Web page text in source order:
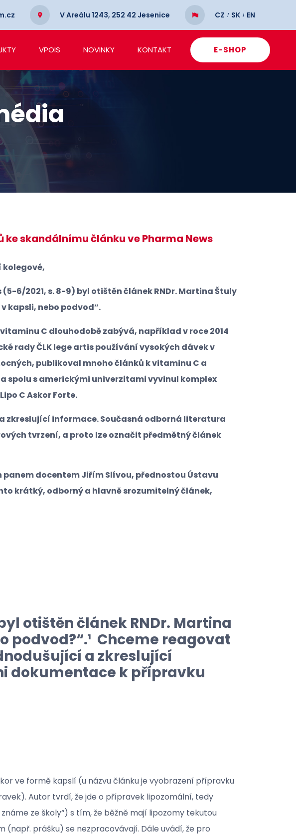
V Areálu 1243, 252 42 Jesenice CZ SK EN
VPOIS NOVINKY KONTAKT E-SHOP
skandálnímu článku ve Pharma News
kolegové,
(5-6/2021, s. 8-9) byl otištěn článek RNDr. Martina Štuly
kapsli, nebo podvod“.
C dlouhodobě zabývá, například v roce 2014
rady ČLK lege artis používání vysokých dávek v
publikoval mnoho článků k vitaminu C a
spolu s americkými univerzitami vyvinul komplex
C Askor Forte.
zkreslující informace. Současná odborná literatura
tvrzení, a proto lze označit předmětný článek
docentem Jiřím Slívou, přednostou Ústavu
krátký, odborný a hlavně srozumitelný článek,
otištěn článek RNDr. Martina
podvod?“.¹ Chceme reagovat
a zkreslující
dokumentace k přípravku
ve formě kapslí (u názvu článku je vyobrazení přípravku
Autor tvrdí, že jde o přípravek lipozomální, tedy
ze školy“) s tím, že běžně mají lipozomy tekutou
prášku) se nezpracovávají. Dále uvádí, že pro